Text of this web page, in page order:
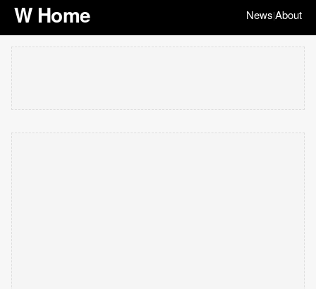
W Home News|About